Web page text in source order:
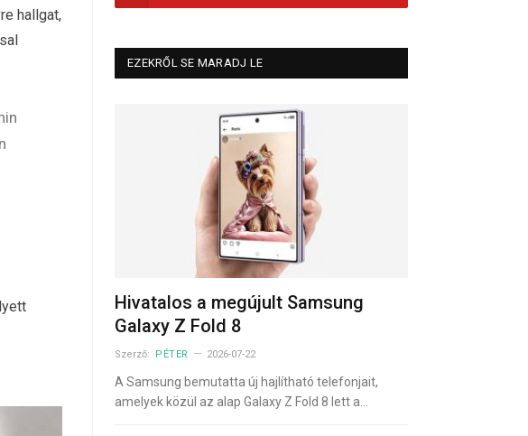
hallgat,
EZEKRŐL SE MARADJ LE
Hivatalos a megújult Samsung
Galaxy Z Fold 8
Szerző: PÉTER 2026-07-22
A Samsung bemutatta új hajlítható telefonjait,
amelyek közül az alap Galaxy Z Fold 8 lett a…